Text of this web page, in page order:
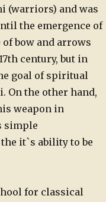
(warriors) and was
the emergence of
bow and arrows
century, but in
goal of spiritual
On the other hand,
weapon in
simple
it`s ability to be
for classical